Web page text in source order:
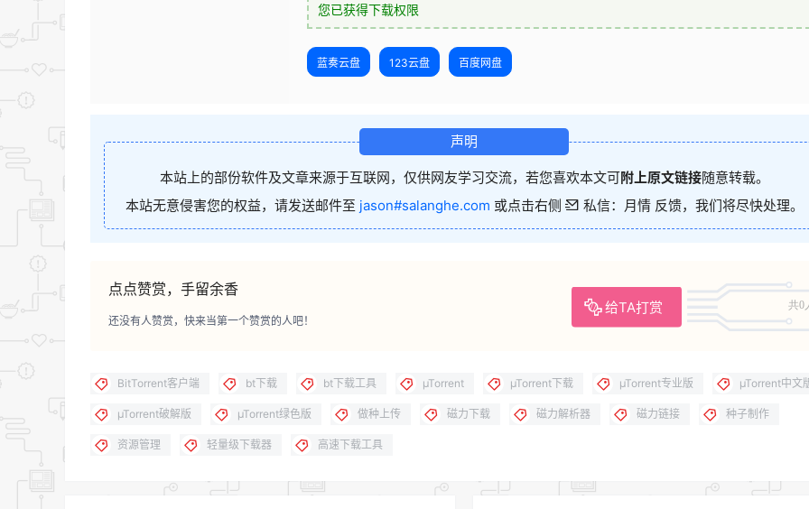
您已获得下载权限
蓝奏云盘 123云盘 百度网盘
声明
本站上的部份软件及文章来源于互联网，仅供网友学习交流，若您喜欢本文可附上原文链接随意转载。
本站无意侵害您的权益，请发送邮件至 jason#salanghe.com 或点击右侧 私信：月情 反馈，我们将尽快处理。
点点赞赏，手留余香
给TA打赏 共0
还没有人赞赏，快来当第一个赞赏的人吧！
BitTorrent客户端 bt下载 bt下载工具 µTorrent µTorrent下载 µTorrent专业版 µTorrent中文
µTorrent破解版 µTorrent绿色版 做种上传 磁力下载 磁力解析器 磁力链接 种子制作
资源管理 轻量级下载器 高速下载工具